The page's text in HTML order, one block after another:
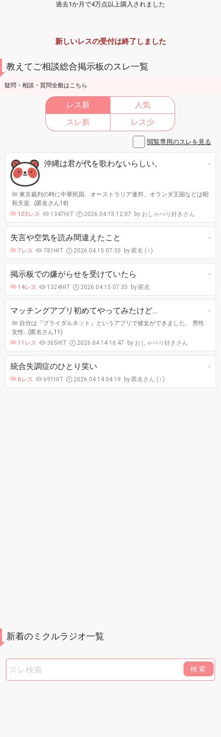
過去1か月で4万点以上購入されました
新しいレスの受付は終了しました
教えてご相談総合掲示板のスレ一覧
疑問・相談・質問全般はこちら
レス新
人気
スレ新
レス少
閲覧専用のスレを見る
沖縄は君が代を歌わないらしい。
東京裁判の時に中華民国、オーストラリア連邦、オランダ王国などは昭
和天皇…(匿名さん18)
103レス
1347HIT 2026.04.15 12:07 おしゃべり好きさん
失言や空気を読み間違えたこと
7レス 781HIT 2026.04.15 07:35 匿名 (♀)
掲示板での嫌がらせを受けていたら
14レス 1324HIT 2026.04.15 07:35 匿名
マッチングアプリ初めてやってみたけど…
自分は『ブライダルネット』というアプリで彼女ができました。 男性
女性…(匿名さん11)
11レス
365HIT 2026.04.14 16:47 おしゃべり好きさん
統合失調症のひとり笑い
6レス 691HIT 2026.04.14 04:19 匿名さん (♀)
新着のミクルラジオ一覧
検索